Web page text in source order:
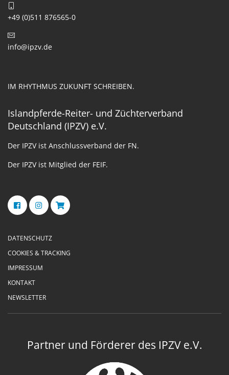
+49 (0)511 876565-0
info@ipzv.de
IM RHYTHMUS ZUKUNFT SCHREIBEN.
Islandpferde-Reiter- und Züchterverband
Deutschland (IPZV) e.V.
Der IPZV ist Anschlussverband der FN.
Der IPZV ist Mitglied der FEIF.
DATENSCHUTZ
COOKIES & TRACKING
IMPRESSUM
KONTAKT
NEWSLETTER
Partner und Förderer des IPZV e.V.